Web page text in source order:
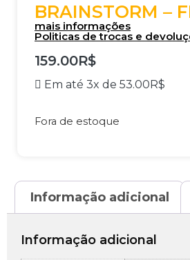
BRAINSTORM –
mais informações
Politicas de trocas e
159.00R$
Em até 3x de 53.00R$
Fora de estoque
Informação adicional
Informação adicional